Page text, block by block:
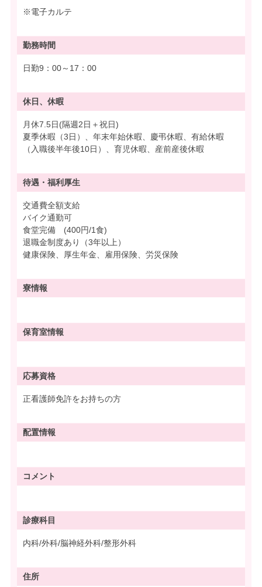
※電子カルテ
勤務時間
日勤9：00～17：00
休日、休暇
月休7.5日(隔週2日＋祝日)
夏季休暇（3日）、年末年始休暇、慶弔休暇、有給休暇
（入職後半年後10日）、育児休暇、産前産後休暇
待遇・ 福利厚生
交通費全額支給
バイク通勤可
食堂完備 (400円/1食)
退職金制度あり（3年以上）
健康保険、厚生年金、雇用保険、労災保険
寮情報
保育室情報
応募資格
正看護師免許をお持ちの方
配置情報
コメント
診療科目
内科/外科/脳神経外科/整形外科
住所